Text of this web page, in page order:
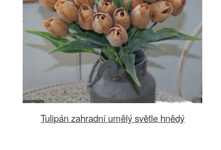
Tulipán zahradní umělý světle hnědý